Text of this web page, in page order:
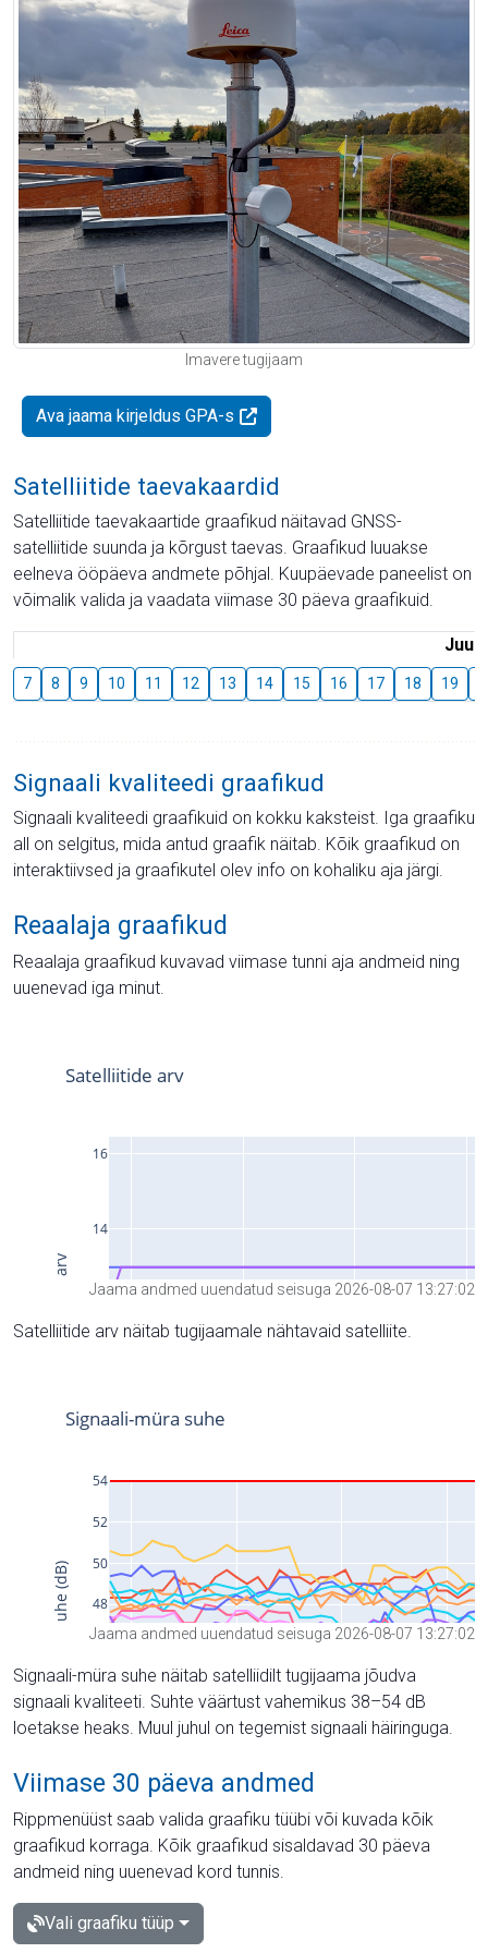
Imavere tugijaam
Ava jaama kirjeldus GPA-s
Satelliitide taevakaardid
Satelliitide taevakaartide graafikud näitavad GNSS-
satelliitide suunda ja kõrgust taevas. Graafikud luuakse
eelneva ööpäeva andmete põhjal. Kuupäevade paneelist on
võimalik valida ja vaadata viimase 30 päeva graafikuid.
Juuli
7 8 9 10 11 12 13 14 15 16 17 18 19
Signaali kvaliteedi graafikud
Signaali kvaliteedi graafikuid on kokku kaksteist. Iga graafiku
all on selgitus, mida antud graafik näitab. Kõik graafikud on
interaktiivsed ja graafikutel olev info on kohaliku aja järgi.
Reaalaja graafikud
Reaalaja graafikud kuvavad viimase tunni aja andmeid ning
uuenevad iga minut.
Jaama andmed uuendatud seisuga 2026-08-07 13:27:02
Satelliitide arv näitab tugijaamale nähtavaid satelliite.
Jaama andmed uuendatud seisuga 2026-08-07 13:27:02
Signaali-müra suhe näitab satelliidilt tugijaama jõudva
signaali kvaliteeti. Suhte väärtust vahemikus 38–54 dB
loetakse heaks. Muul juhul on tegemist signaali häiringuga.
Viimase 30 päeva andmed
Rippmenüüst saab valida graafiku tüübi või kuvada kõik
graafikud korraga. Kõik graafikud sisaldavad 30 päeva
andmeid ning uuenevad kord tunnis.
Vali graafiku tüüp